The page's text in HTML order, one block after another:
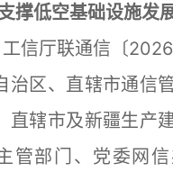
撑低空基础设施发
工信厅联通信〔
治区、直辖市通信
直辖市及新疆生产
管部门、党委网